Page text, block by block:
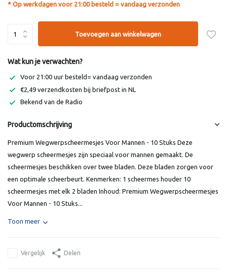
* Op werkdagen voor 21:00 besteld = vandaag verzonden
Toevoegen aan winkelwagen
Wat kun je verwachten?
Voor 21:00 uur besteld= vandaag verzonden
€2,49 verzendkosten bij briefpost in NL
Bekend van de Radio
Productomschrijving
Premium Wegwerpscheermesjes Voor Mannen - 10 Stuks Deze
wegwerp scheermesjes zijn speciaal voor mannen gemaakt. De
scheermesjes beschikken over twee bladen. Deze bladen zorgen voor
een optimale scheerbeurt. Kenmerken: 1 scheermes houder 10
scheermesjes met elk 2 bladen Inhoud: Premium Wegwerpscheermesjes
Voor Mannen - 10 Stuks...
Toon meer
Vergelijk Delen